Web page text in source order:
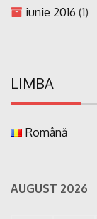
iunie 2016 (1)
LIMBA
Română
AUGUST 2026